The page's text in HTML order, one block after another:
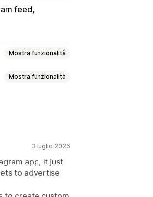
feed
Mostra funzionalità
Mostra funzionalità
3 luglio 2026
app, it just
to advertise